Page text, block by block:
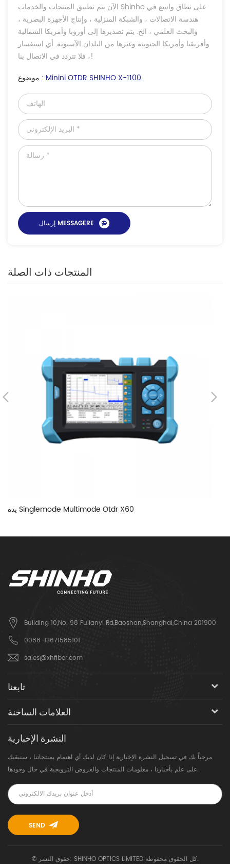
الآن يتم تطبيق المنتجات والخدمات Shinho على نطاق واسع في
هندسة الاتصالات ، والشبكة المنزلية ، وإنتاج الأجهزة البصرية ،
والبحث العلمي ، الخ. يتم تصديرها إلى أوروبا وأمريكا الشمالية
وأفريقيا وأمريكا الجنوبية وغيرها من البلدان الآسيوية. أي استفسار
، فلا تتردد في الاتصال بنا!
موضوع : Minini OTDR SHINHO X-1100
المنتجات ذات الصلة
يده Singlemode Multimode Otdr X60
Building 10,No. 98 Fulianyi Rd,Baoshan,Shanghai,China 201900
0086-13671585101
sales@xhfiber.com
تابعنا
العلامات الساخنة
النشرة الإخبارية
مرحباً بك في تسجيل النشرة الإخبارية إذا كان لديك أي اهتمام بمنتجاتنا ، سنبقيك
على علم بأخبارنا ، معلومات المنتجات والعروض الترويجية في حال وجودها.
© حقوق النشر: SHINHO OPTICS LIMITED كل الحقوق محفوظة.